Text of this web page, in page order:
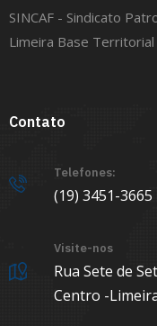
SINCAF - Sindicato
Limeira Base Territorial
Contato
Telefones:
(19) 3451-3665
Visite-nos
Rua Sete de
Centro -